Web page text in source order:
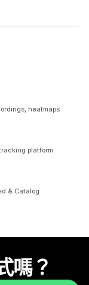
heatmaps
platform
& Catalog
嗎？